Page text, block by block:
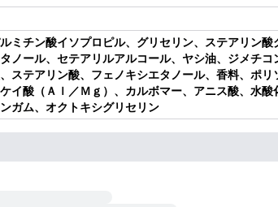
ミチン酸イソプロピル、グリセリン、ステアリン酸
ノール、セテアリルアルコール、ヤシ油、ジメチコ
ステアリン酸、フェノキシエタノール、香料、ポリ
イ酸（Ａｌ／Ｍｇ）、カルボマー、アニス酸、水酸
ガム、オクトキシグリセリン